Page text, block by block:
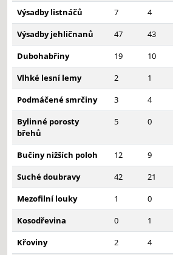
Výsadby listnáčů 7 4
Výsadby jehličnanů
47 43
Dubohabřiny
19 10
Vlhké lesní lemy
2 1
Podmáčené smrčiny
3 4
Bylinné porosty
břehů
5 0
Bučiny nižších poloh 12 9
Suché doubravy
42 21
Mezofilní louky
1 0
Kosodřevina
0 1
Křoviny
2 4